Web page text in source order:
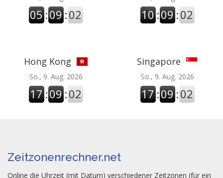
05 :09 :03 10 :09 :03
Hong Kong
So., 9. Aug. 2026
17 :09 :03
Singapore
So., 9. Aug. 2026
17 :09 :03
Zeitzonenrechner.net
Online die Uhrzeit (mit Datum) verschiedener Zeitzonen (für ein